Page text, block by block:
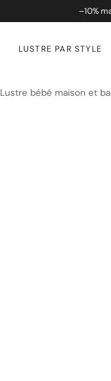
–10%
LUSTRE PAR STYLE
Lustre bébé maison et